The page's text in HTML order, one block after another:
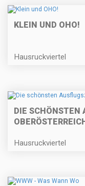
KLEIN UND OHO!
Hausruckviertel
DIE SCHÖNSTEN
Hausruckviertel